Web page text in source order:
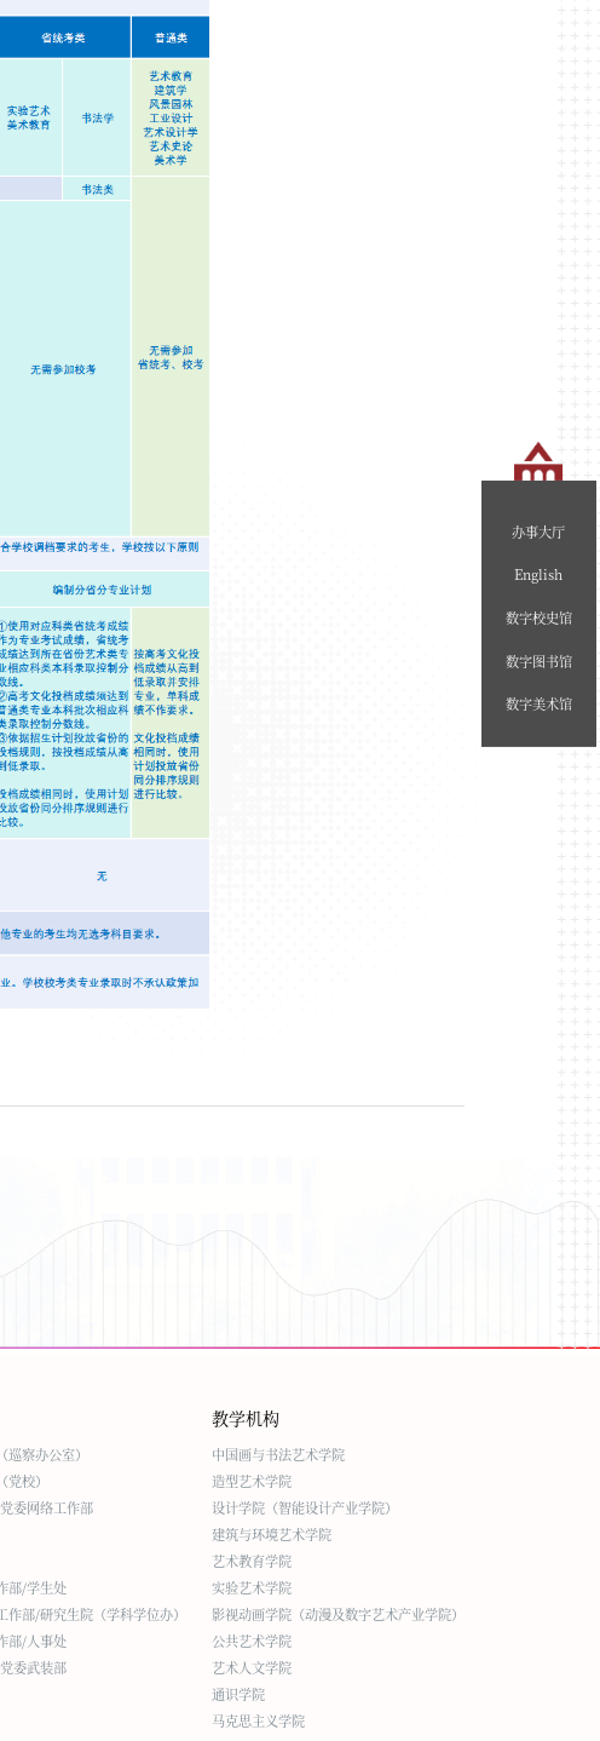
办事大厅
English
数字校史馆
数字图书馆
数字美术馆
巡察办公室）
校）
委网络工作部
部/学生处
作部/研究生院（学科学位办）
部/人事处
委武装部
教学机构
中国画与书法艺术学院
造型艺术学院
设计学院（智能设计产业学院）
建筑与环境艺术学院
艺术教育学院
实验艺术学院
影视动画学院（动漫及数字艺术产业学院）
公共艺术学院
艺术人文学院
通识学院
马克思主义学院